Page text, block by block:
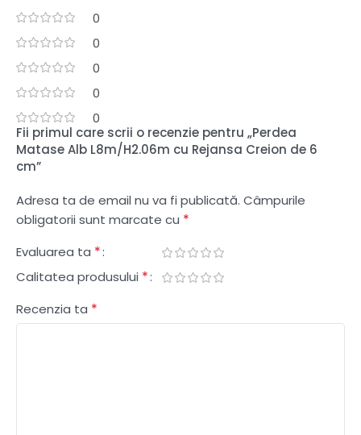
0
0
0
0
0
Fii primul care scrii o recenzie pentru „Perdea
Matase Alb L8m/H2.06m cu Rejansa Creion de 6
cm”
Adresa ta de email nu va fi publicată. Câmpurile
obligatorii sunt marcate cu *
Evaluarea ta *
Calitatea produsului *
Recenzia ta *